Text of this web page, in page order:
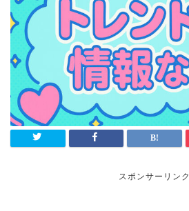
スポンサーリンク